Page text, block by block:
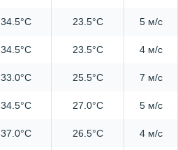
34.5°C 23.5°C 5 м/с
34.5°C 23.5°C 4 м/с
33.0°C 25.5°C 7 м/с
34.5°C 27.0°C 5 м/с
37.0°C 26.5°C 4 м/с